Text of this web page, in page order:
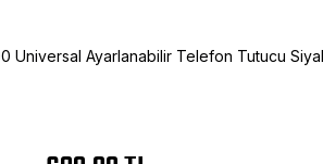
Universal Ayarlanabilir Telefon Tutucu